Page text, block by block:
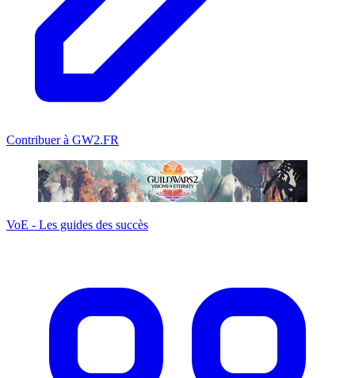
Contribuer à GW2.FR
VoE - Les guides des succès